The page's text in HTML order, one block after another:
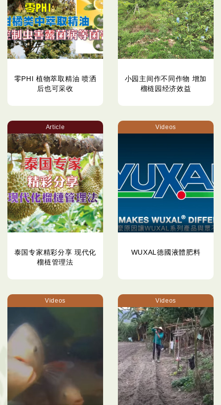
零PHI 植物萃取精油 喷洒
后也可采收
小园主间作不同作物 增加
榴梿园经济效益
Article
泰国专家精彩分享 现代化
榴梿管理法
Videos
WUXAL德國液體肥料
Videos Videos